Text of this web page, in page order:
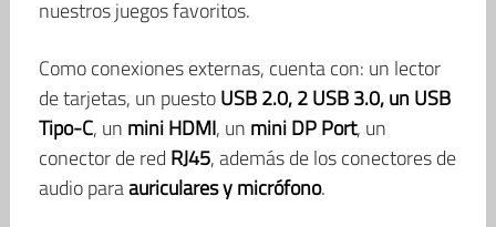
nuestros juegos favoritos.
Como conexiones externas, cuenta con: un lector
de tarjetas, un puestoUSB 2.0, 2 USB 3.0, un USB
Tipo-C, un mini HDMI, un mini DP Port, un
conector de red RJ45, además de los conectores de
audio paraauriculares y micrófono.